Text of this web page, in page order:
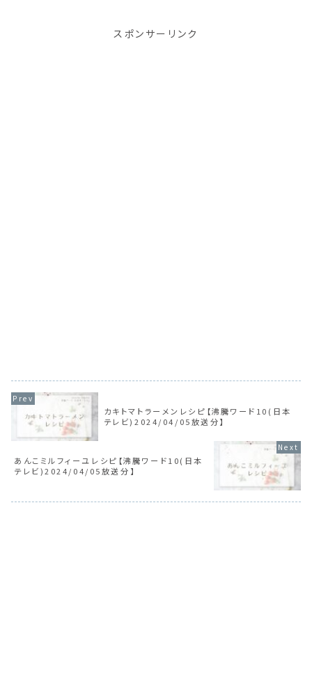
スポンサーリンク
カキトマトラーメンレシピ【沸騰ワード10(日本
テレビ)2024/04/05放送分】
あんこミルフィーユレシピ【沸騰ワード10(日本
テレビ)2024/04/05放送分】